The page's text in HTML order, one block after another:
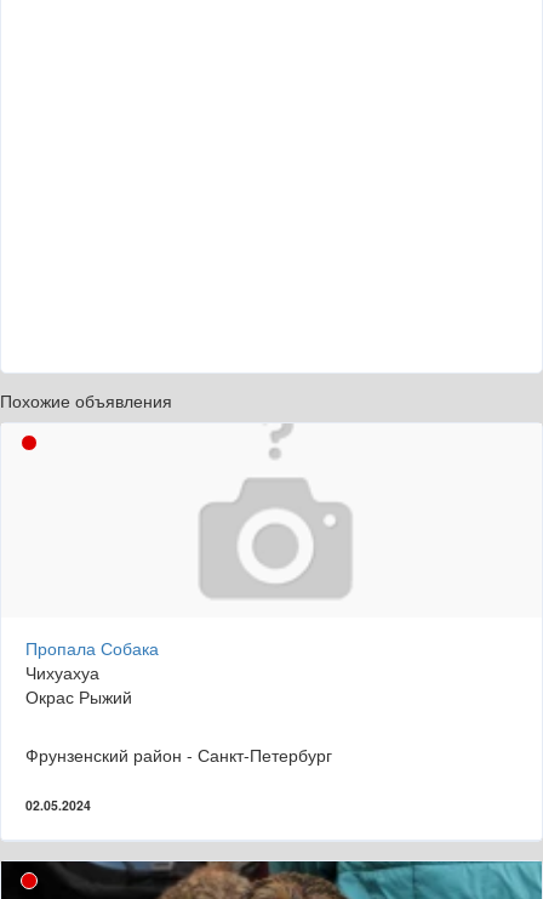
Похожие объявления
Пропала Собака
Чихуахуа
Окрас Рыжий
Фрунзенский район - Санкт-Петербург
02.05.2024